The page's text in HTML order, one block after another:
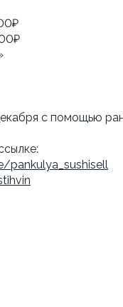
с помощью
pankulya_sushisell